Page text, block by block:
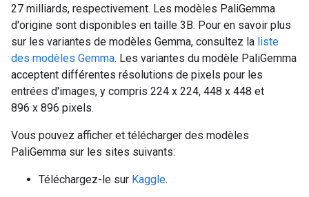
27 milliards, respectivement. Les modèles PaliGemma
d'origine sont disponibles en taille 3B. Pour en savoir plus
sur les variantes de modèles Gemma, consultez la liste
des modèles Gemma. Les variantes du modèle PaliGemma
acceptent différentes résolutions de pixels pour les
entrées d'images, y compris 224 x 224, 448 x 448 et
896 x 896 pixels.
Vous pouvez afficher et télécharger des modèles
PaliGemma sur les sites suivants:
Téléchargez-le sur Kaggle.